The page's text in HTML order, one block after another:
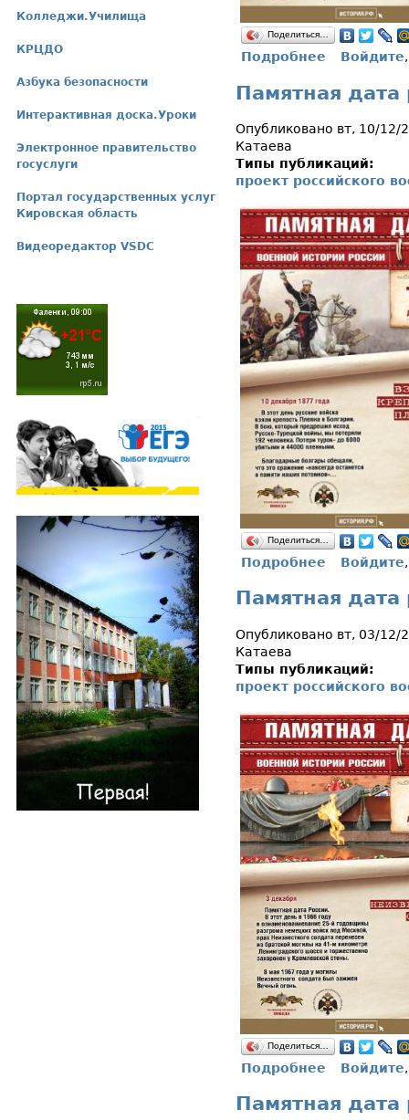
Поделиться…
Подробнее о Памятная
Войдите
Памятная дата
Опубликовано вт, 10/12/
Катаева
Типы публикаций:
проект российского
Поделиться…
Подробнее о Памятная
Войдите
Памятная дата
Опубликовано вт, 03/12/
Катаева
Типы публикаций:
проект российского
Поделиться…
Подробнее о Памятная
Войдите
Памятная дата
Колледжи.Училища
КРЦДО
Азбука безопасности
Интерактивная доска.Уроки
Электронное правительство
госуслуги
Портал государственных услуг
Кировская область
Видеоредактор VSDC